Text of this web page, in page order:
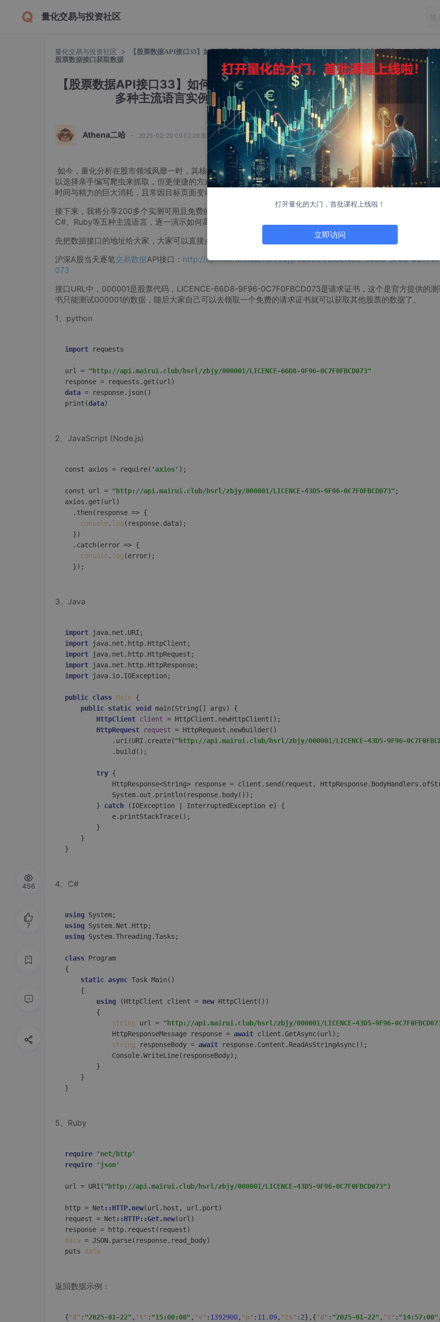
量化交易与投资社区
量化交易与投资社区
【股票数据API接口33】如何获取股票当天逐笔交易数据之Python、Java等多种主流语言实例代码演示
股票数据接口获取数据
【股票数据API接口33】如何获取股票当天逐笔交易数据之Python、
多种主流语言实例代码演示通过股票数据接口获取数据
Athena二哈 · 2025-02-20 09:02:29 发布
如今，量化分析在股市领域风靡一时，其核心要素在于数据，获取股票数据，是踏上量化分析之路的第一步。
以选择亲手编写爬虫来抓取，但更便捷的方式，莫过于利用专业的股票数据API接口。自编爬虫虽零成本，却伴
时间与精力的巨大消耗，且常因目标页面变动而失效。大家可以依据自己的实际情况来决定数据获取方式。
接下来，我将分享200多个实测可用且免费的专业股票数据接口，并通过Python、JavaScript（Node.js）、
C#、Ruby等五种主流语言，逐一演示如何高效获取各类股票数据，希望能够对大家有所帮助。
先把数据接口的地址给大家，大家可以直接点击地址或复制到地址栏打开，马上就可以验证接口的有效性
沪深A股当天逐笔交易数据API接口： http://api.mairui.club/hsrl/zbjy/000001/LICENCE-66D8-9F96-
073
接口URL中，000001是股票代码，LICENCE-66D8-9F96-0C7F0FBCD073是请求证书，这个是官方提供的测
书只能测试000001的数据，随后大家自己可以去领取一个免费的请求证书就可以获取其他股票的数据了。
1、python
import requests
url = "http://api.mairui.club/hsrl/zbjy/000001/LICENCE-66D8-9F96-0C7F0FBCD073"
response
data = response.json()
print (data)
2、JavaScript (Node.js)
const axios = require( 'axios' );
const url = "http://api.mairui.club/hsrl/zbjy/000001/LICENCE-43D5-9F96-0C7F0FBCD073" ;
axios.get(url)
  .then(
response => {
console. log (response.data);
  })
  .catch(
error => {
console. log (error);
3、Java
import
import
import
import
import java.io.IOException;
public class Main {
public static void main (String[] args)
{
HttpClient client = HttpClient.newHttpClient();
HttpRequest
request = HttpRequest.newBuilder()
            .uri(URI.create(
"http://api.mairui.club/hsrl/zbjy/000001/LICENCE-43D5-9F96-
            .build();
try {
HttpResponse<String> response = client.send(request,
            System.out.println(response.body());
        }
catch (IOException | InterruptedException e) {
            e.printStackTrace();
        }
    }
4、C#
using
using
using System.Threading.Tasks;
class Program
{
static async Task Main ()
    {
using (HttpClient client = new HttpClient())
        {
string url = "http://api.mairui.club/hsrl/zbjy/000001/LICENCE-43D5-9F96-
            HttpResponseMessage response =
await client.GetAsync(url);
string responseBody = await response.Content.ReadAsStringAsync();
            Console.WriteLine(responseBody);
        }
    }
5、Ruby
require
'net/http'
require
'json'
url = URI("http://api.mairui.club/hsrl/zbjy/000001/LICENCE-43D5-9F96-0C7F0FBCD073")
http = Net ::HTTP.new(url.host, url.port)
request = Net ::HTTP::Get.new(url)
data = JSON.parse(response.read_body)
puts data
返回数据示例：
{"d" : "2025-01-22" , "t" : "15:00:00" , "v" : 1392900, "p" : 11.09, "ts" : 2} , {"d" : "2025-01-22" , "t" : "14:57:00" ,
456
7
打开量化的大门，首批课程上线啦！
立即访问